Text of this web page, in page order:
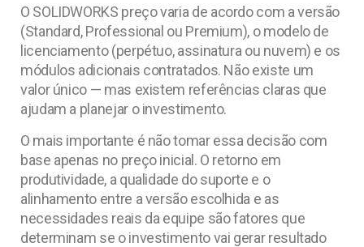
O SOLIDWORKS preço varia de acordo com a versão
(Standard, Professional ou Premium), o modelo de
licenciamento (perpétuo, assinatura ou nuvem) e os
módulos adicionais contratados. Não existe um
valor único — mas existem referências claras que
ajudam a planejar o investimento.
O mais importante é não tomar essa decisão com
base apenas no preço inicial. O retorno em
produtividade, a qualidade do suporte e o
alinhamento entre a versão escolhida e as
necessidades reais da equipe são fatores que
determinam se o investimento vai gerar resultado